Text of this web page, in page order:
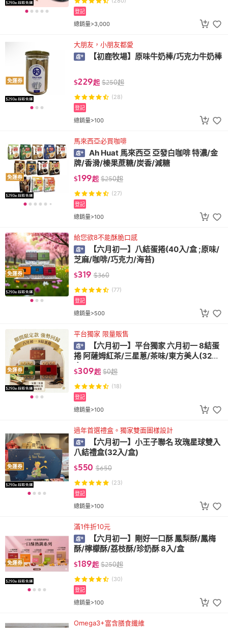
總銷量>3,000
登記
免運券
大朋友，小朋友都愛
【初鹿牧場】原味牛奶棒/巧克力牛奶棒
$229起 $250起
(28)
總銷量>100
登記
免運券
馬來西亞必買咖啡
Ah Huat 馬來西亞 亞發白咖啡 特濃/金
牌/香滑/榛果蔗糖/炭香/減糖
$199起 $250起
(27)
總銷量>100
登記
免運券
給您欲8不能酥脆口感
【六月初一】八結蛋捲(40入/盒 ;原味/
芝麻/咖啡/巧克力/海苔)
$319 $360
(77)
總銷量>500
登記
免運券
平台獨家 限量販售
【六月初一】平台獨家 六月初一 8結蛋
捲 阿薩姆紅茶/三星蔥/茶味/東方美人(32支/
盒)
$309起 $0起
(18)
總銷量>100
登記
免運券
過年首選禮盒。獨家雙面圖樣設計
【六月初一】小王子聯名 玫瑰星球雙入
八結禮盒(32入/盒)
$550 $650
(23)
總銷量>100
登記
免運券
滿1件折10元
【六月初一】剛好一口酥 鳳梨酥/鳳梅
酥/檸檬酥/荔枝酥/珍奶酥 8入/盒
$189起 $250起
(30)
總銷量>100
登記
Omega3+富含膳食纖維